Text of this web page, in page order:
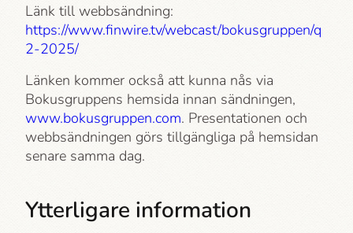
Länk till webbsändning:
https://www.finwire.tv/webcast/bokusgruppen/q
2-2025/
Länken kommer också att kunna nås via
Bokusgruppens hemsida innan sändningen,
www.bokusgruppen.com. Presentationen och
webbsändningen görs tillgängliga på hemsidan
senare samma dag.
Ytterligare information